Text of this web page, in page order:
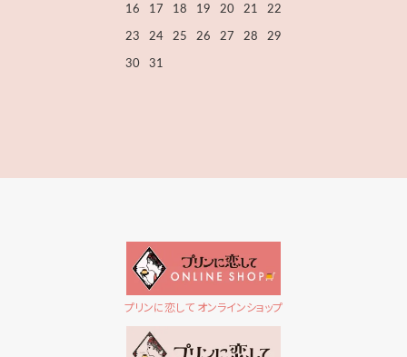
16 17 18 19 20 21 22
23 24 25 26 27 28 29
30 31
プリンに恋して オンラインショップ